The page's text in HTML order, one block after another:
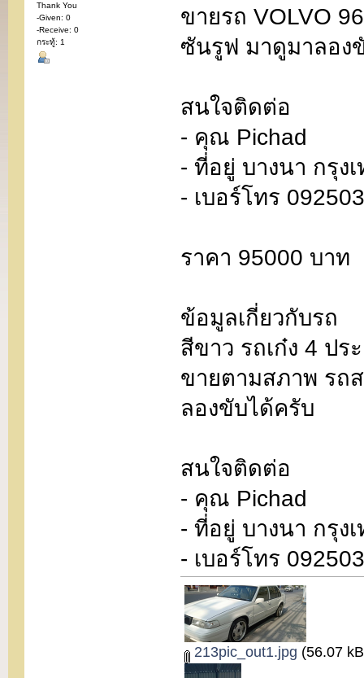
Thank You
-Given: 0
-Receive: 0
กระทู้: 1
ขายรถ VOLVO
ซันรูฟ มาดูมาลอง
สนใจติดต่อ
- คุณ Pichad
- ที่อยู่ บางนา กรุง
- เบอร์โทร
ราคา 95000 บาท
ข้อมูลเกี่ยวกับรถ
สีขาว รถเก๋ง 4 ปร
ขายตามสภาพ รถ
ลองขับได้ครับ
สนใจติดต่อ
- คุณ Pichad
- ที่อยู่ บางนา กรุง
- เบอร์โทร
213pic_out1.jpg (56.07